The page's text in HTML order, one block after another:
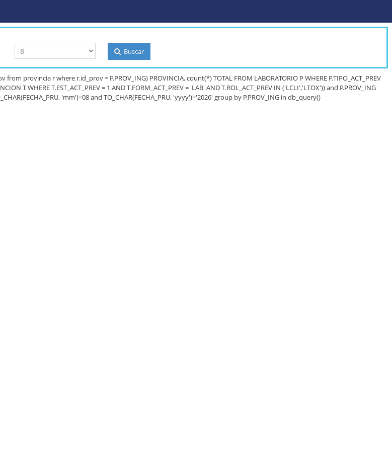
Buscar
provincia r where r.id_prov = P.PROV_ING) PROVINCIA, count(*) TOTAL FROM LABORATORIO P WHERE P.TIPO_ACT_PREV
T WHERE T.EST_ACT_PREV = 1 AND T.FORM_ACT_PREV = 'LAB' AND T.ROL_ACT_PREV IN ('LCLI','LTOX')) and P.PROV_ING
'mm')=08 and TO_CHAR(FECHA_PRU, 'yyyy')='2026' group by P.PROV_ING in db_query()